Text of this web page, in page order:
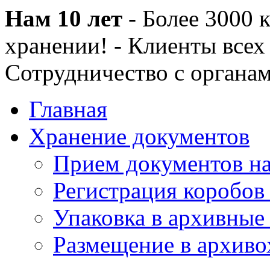
Нам 10 лет - Более 3000
хранении! - Клиенты
Сотрудничество с
Главная
Хранение документов
Прием документов
Регистрация
Упаковка в архивные
Размещение в